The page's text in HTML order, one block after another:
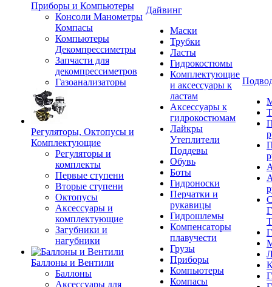
Приборы и Компьютеры
Консоли Манометры
Компасы
Компьютеры
Декомпрессиметры
Запчасти для
декомпрессиметров
Газоанализаторы
Регуляторы, Октопусы и
Комплектующие
Регуляторы и
комплекты
Первые ступени
Вторые ступени
Октопусы
Аксессуары и
комплектующие
Загубники и
нагубники
Баллоны и Вентили
Баллоны
Аксессуары для
Дайвинг
Маски
Трубки
Ласты
Гидрокостюмы
Комплектующие
и аксессуары к
ластам
Аксессуары к
гидрокостюмам
Лайкры
Утеплители
Поддевы
Обувь
Боты
Гидроноски
Перчатки и
рукавицы
Гидрошлемы
Компенсаторы
плавучести
Грузы
Приборы
Компьютеры
Компасы